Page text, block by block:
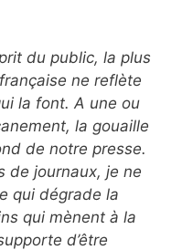
du public, la plus
ne reflète
la font. A une ou
la gouaille
de notre presse.
de journaux, je ne
qui dégrade la
qui mènent à la
d’être